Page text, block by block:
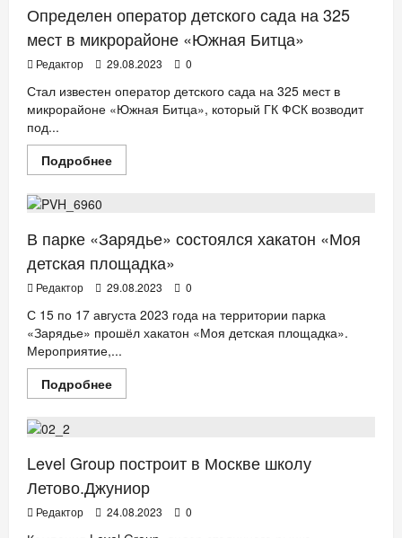
бюро
ATRIUM
разработает
архитектуру
инновационной
школы
и
детского
сада
«Преображенская
площадь»
Определен оператор детского сада на 325
мест в микрорайоне «Южная Битца»
Редактор 29.08.2023 0
Стал известен оператор детского сада на 325 мест в
микрорайоне «Южная Битца», который ГК ФСК возводит
под...
ПодробнееПрочитать
больше
сада
на
325
мест
в
микрорайоне
«Южная
Битца»
ДЕТИ ДОМ
В парке «Зарядье» состоялся хакатон «Моя
детская площадка»
Редактор 29.08.2023 0
С 15 по 17 августа 2023 года на территории парка
«Зарядье» прошёл хакатон «Моя детская площадка».
Мероприятие,...
ПодробнееПрочитать
больше
состоялся
хакатон
«Моя
детская
площадка»
Level Group построит в Москве школу
Летово.Джуниор
Редактор 24.08.2023 0